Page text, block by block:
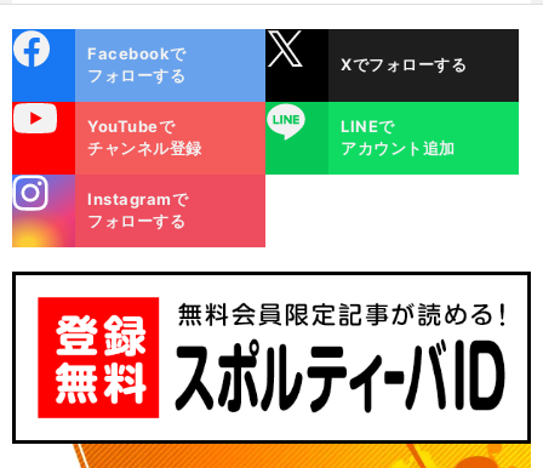
ok
Facebookで
フォローする
Xでフォローする
YouTubeで
チャンネル登録
LINE
LINEで
アカウント追加
m
Instagramで
フォローする